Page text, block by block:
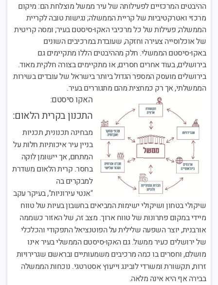
ההיבטים המרכזיים לפעילותה של עיר ממשל מוצלחת הם: מיקום
מרכזי ואטרקטיביות של קריית הממשלה; נגישות טובה לקריית
הממשלה; פעילות של כל מרכיבי האקו-סיסטם בעיר; ומסה קריטית
של אוכלוסייה צעירה וחזקה, שעובדת במרכיבים השונים
באקו-סיסטם הממשלי. חלק מההיבטים הללו מתקיימים גם
בירושלים, בעוד אחרים חסרים, או מתקיימים בצורה חלקית מאוד.
בירושלים מועסק המספר הגדול ביותר בישראל של עובדים בשירות
הממשלתי, אך רק כמחצית מהם מתגוררים בעיר.
האקו סיסטם:
התכנון בקרית הלאום:
מבחינה תכנונית, תכניות
בניין עיר איכותיות חלות על
המתחם, אך יישומן לוקה
בחסר. קרית הלאום משדרת
למבקרים בה
"אנטי עירוניות", בעיקר עקב
שיקולי בטחון ושיקולי ישימות המביאים בחשבון בעיות של טווח
מיידי במקום פתרונות של טווח ארוך. מצב זה, של האזור כשממה
אורבנית, יוצר השפעה שלילית על הפוטנציאל התפקודי והכלכלי
של ירושלים כעיר ממשל. גם האקו-סיסטם הממשלי בעיר אינו
מושלם, וחסרים בו כמה מרכיבים משמעותיים ובראשם שגרירויות
זרות, תקשורת ומשרדי לובינג וייעוץ אסטרטגי. נוכחות הממשלה
בבירה אף היא אינה מלאה.